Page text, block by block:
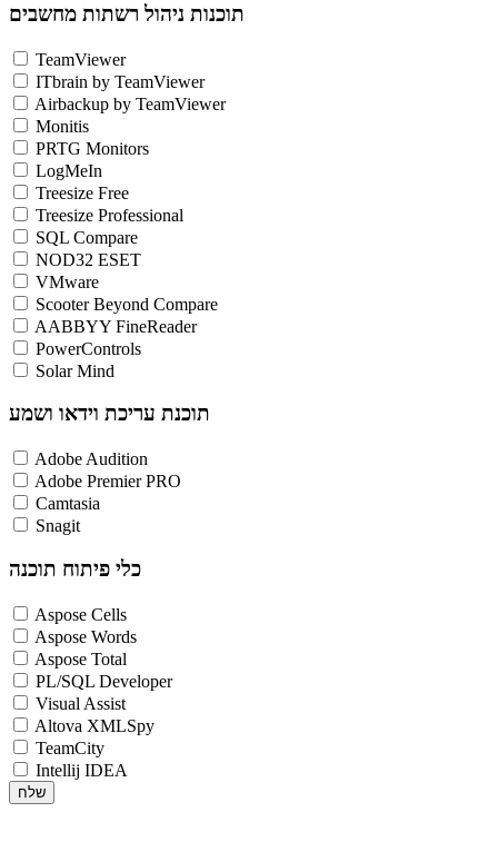
תוכנות ניהול רשתות מחשבים
TeamViewer
ITbrain by TeamViewer
Airbackup by TeamViewer
Monitis
PRTG Monitors
LogMeIn
Treesize Free
Treesize Professional
SQL Compare
NOD32 ESET
VMware
Scooter Beyond Compare
AABBYY FineReader
PowerControls
Solar Mind
תוכנת עריכת וידאו ושמע
Adobe Audition
Adobe Premier PRO
Camtasia
Snagit
כלי פיתוח תוכנה
Aspose Cells
Aspose Words
Aspose Total
PL/SQL Developer
Visual Assist
Altova XMLSpy
TeamCity
Intellij IDEA